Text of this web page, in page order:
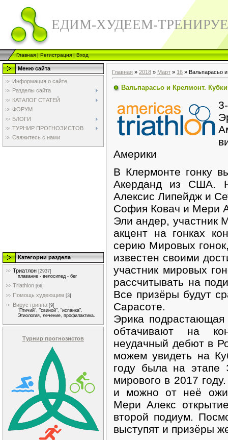
ЕДИМ-ХУДЕЕМ-
Главная|Регистрация|Вход
Меню сайта
Информация о сайте
Разделы сайта
КАТАЛОГ СТАТЕЙ
ФОРУМ
БЛОГИ
ТУРНИР ПРОГНОЗИСТОВ
Свяжитесь с нами
Категории раздела
Триатлон [2937]
плавание - велосипед - бег
Triathlon [66]
Помощь худеющим [3]
Вирус гриппа [9]
"Птичий", "свиной", "испанка".
Этиология, лечение, профилактика.
Турнир прогнозистов
Главная » 2018 » Март » 16 » Вальпарасьо
Вальпарасьо и Крелмонт.
Америки
В Клермонте гонку
Акерданд из США.
Алексис Липейдж и
София Ковач и Мери
Эли андер, участник
акцент на гонках
серию Мировых
известен своими
участник мировых
рассчитывать на
Все призёры будут
Сарасоте.
Эрика
обтачивают на
неудачный дебют в
можем увидеть на
году была на этапе
мирового в 2017
и можно от неё
Мери Алекс
второй подиум.
выступят и призёры